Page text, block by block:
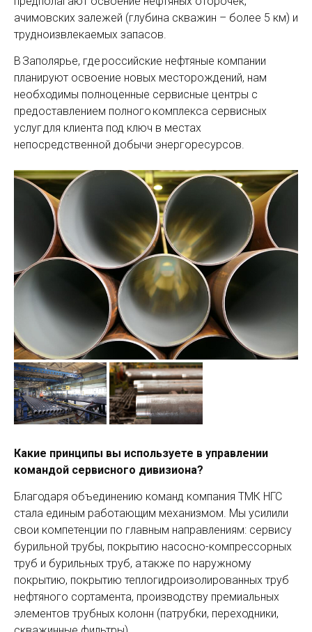
ачимовских залежей (глубина скважин – более 5 км) и
трудноизвлекаемых запасов.
В Заполярье, где российские нефтяные компании
планируют освоение новых место­рождений, нам
необходимы полноценные сервисные центры с
предоставлением полного комплекса сервисных
услуг для клиента под ключ в местах
непосредственной добычи энергоресурсов.
Какие принципы вы используете в управлении
командой сервисного дивизиона?
Благодаря объединению команд компания ТМК НГС
стала единым работающим механизмом. Мы усилили
свои компетенции по главным направлениям: сервису
бурильной трубы, покрытию насосно-компрессорных
труб и бурильных труб, а также по наружному
покрытию, покрытию теплогидроизолированных труб
нефтяного сортамента, производству премиальных
элементов трубных колонн (патрубки, переходники,